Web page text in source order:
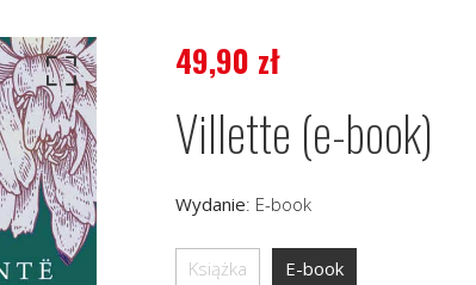
49,90 zł
Villette (e-book)
Wydanie: E-book
Książka E-book